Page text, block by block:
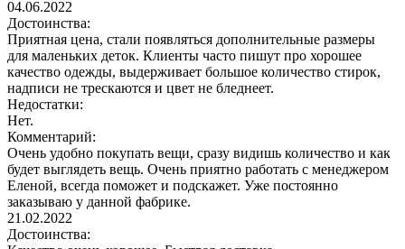
04.06.2022
Достоинства:
Приятная цена, стали появляться дополнительные размеры
для маленьких деток. Клиенты часто пишут про хорошее
качество одежды, выдерживает большое количество стирок,
надписи не трескаются и цвет не бледнеет.
Недостатки:
Нет.
Комментарий:
Очень удобно покупать вещи, сразу видишь количество и как
будет выглядеть вещь. Очень приятно работать с менеджером
Еленой, всегда поможет и подскажет. Уже постоянно
заказываю у данной фабрике.
21.02.2022
Достоинства: